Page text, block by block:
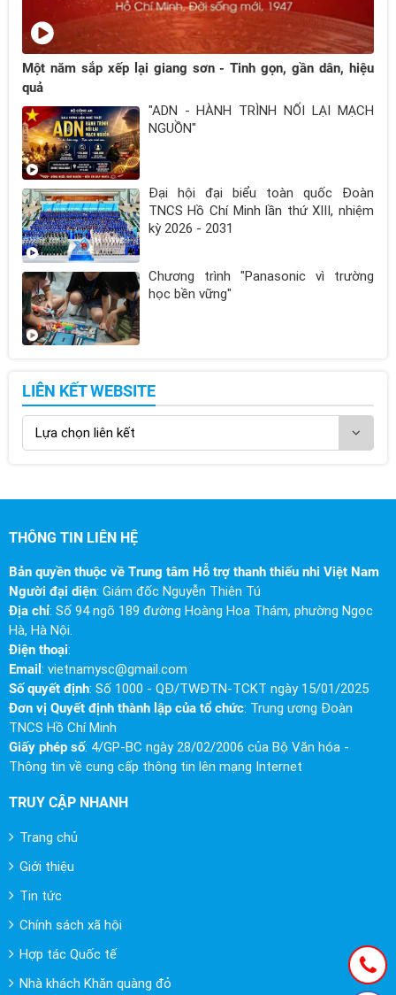
Một năm sắp xếp lại giang sơn - Tinh gọn, gần dân, hiệu
quả
"ADN - HÀNH TRÌNH NỐI LẠI MẠCH
NGUỒN"
Đại hội đại biểu toàn quốc Đoàn
TNCS Hồ Chí Minh lần thứ XIII, nhiệm
kỳ 2026 - 2031
Chương trình "Panasonic vì trường
học bền vững"
LIÊN KẾT WEBSITE
THÔNG TIN LIÊN HỆ
Bản quyền thuộc về Trung tâm Hỗ trợ thanh thiếu nhi Việt Nam
Người đại diện: Giám đốc Nguyễn Thiên Tú
Địa chỉ: Số 94 ngõ 189 đường Hoàng Hoa Thám, phường Ngọc
Hà, Hà Nội.
Điện thoại:
Email : vietnamysc@gmail.com
Số quyết định: Số 1000 - QĐ/TWĐTN-TCKT ngày 15/01/2025
Đơn vị Quyết định thành lập của tổ chức: Trung ương Đoàn
TNCS Hồ Chí Minh
Giấy phép số: 4/GP-BC ngày 28/02/2006 của Bộ Văn hóa -
Thông tin về cung cấp thông tin lên mạng Internet
TRUY CẬP NHANH
Trang chủ
Giới thiệu
Tin tức
Chính sách xã hội
Hợp tác Quốc tế
Nhà khách Khăn quàng đỏ